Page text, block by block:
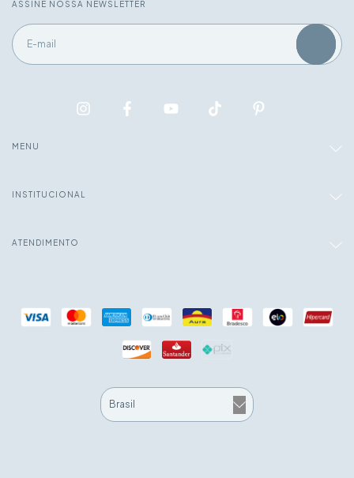
ASSINE NOSSA NEWSLETTER
MENU
INSTITUCIONAL
ATENDIMENTO